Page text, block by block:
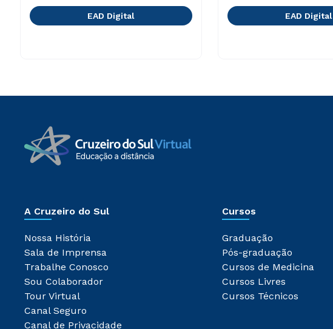
EAD Digital EAD Digital
A Cruzeiro do Sul
Nossa História
Sala de Imprensa
Trabalhe Conosco
Sou Colaborador
Tour Virtual
Canal Seguro
Canal de Privacidade
Cursos
Graduação
Pós-graduação
Cursos de Medicina
Cursos Livres
Cursos Técnicos